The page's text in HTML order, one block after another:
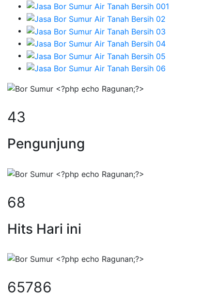
55
Pengunjung
87
Hits Hari ini
84544